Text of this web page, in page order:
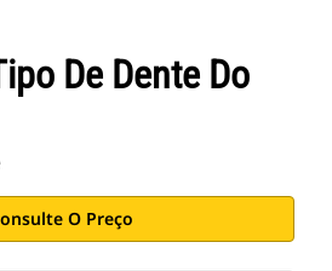
De Dente Do
O Preço